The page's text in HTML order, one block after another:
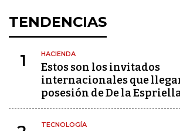
TENDENCIAS
1 HACIENDA
Estos son los invitados
internacionales que
posesión de De la
TECNOLOGÍA